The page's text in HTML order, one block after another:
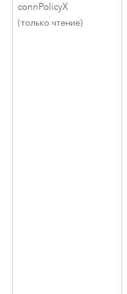
connPolicyX
(только чтение)